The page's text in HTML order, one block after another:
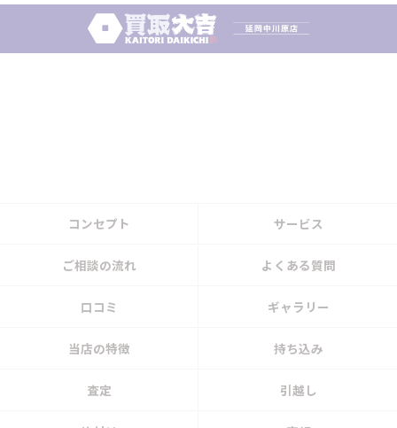
コンセプト サービス
ご相談の流れ よくある質問
口コミ ギャラリー
当店の特徴 持ち込み
査定 引越し